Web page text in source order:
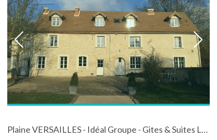
Plaine VERSAILLES - Idéal Groupe - Gites & Suites LA VILLA MOULIN de CHAMPIE